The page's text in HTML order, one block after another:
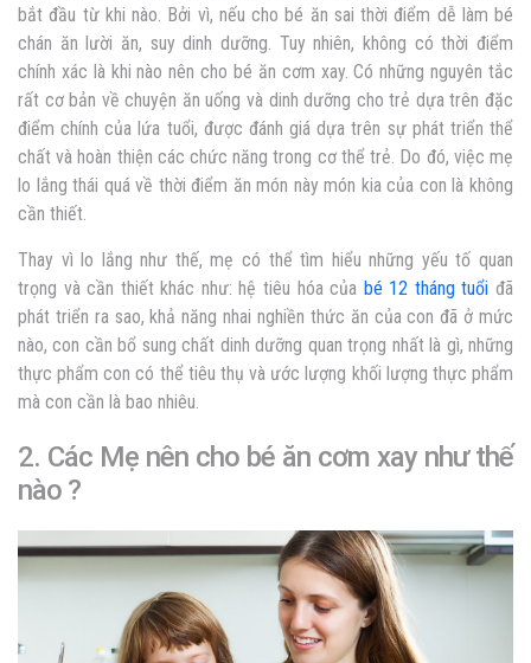
bắt đầu từ khi nào. Bởi vì, nếu cho bé ăn sai thời điểm dễ làm bé
chán ăn lười ăn, suy dinh dưỡng. Tuy nhiên, không có thời điểm
chính xác là khi nào nên cho bé ăn cơm xay. Có những nguyên tắc
rất cơ bản về chuyện ăn uống và dinh dưỡng cho trẻ dựa trên đặc
điểm chính của lứa tuổi, được đánh giá dựa trên sự phát triển thể
chất và hoàn thiện các chức năng trong cơ thể trẻ. Do đó, việc mẹ
lo lắng thái quá về thời điểm ăn món này món kia của con là không
cần thiết.
Thay vì lo lắng như thế, mẹ có thể tìm hiểu những yếu tố quan
trọng và cần thiết khác như: hệ tiêu hóa của bé 12 tháng tuổi đã
phát triển ra sao, khả năng nhai nghiền thức ăn của con đã ở mức
nào, con cần bổ sung chất dinh dưỡng quan trọng nhất là gì, những
thực phẩm con có thể tiêu thụ và ước lượng khối lượng thực phẩm
mà con cần là bao nhiêu.
2. Các Mẹ nên cho bé ăn cơm xay như thế
nào ?